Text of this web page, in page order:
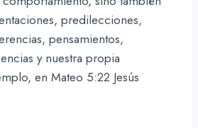
predilecciones,
pensamientos,
y nuestra propia
en Mateo 5:22 Jesús